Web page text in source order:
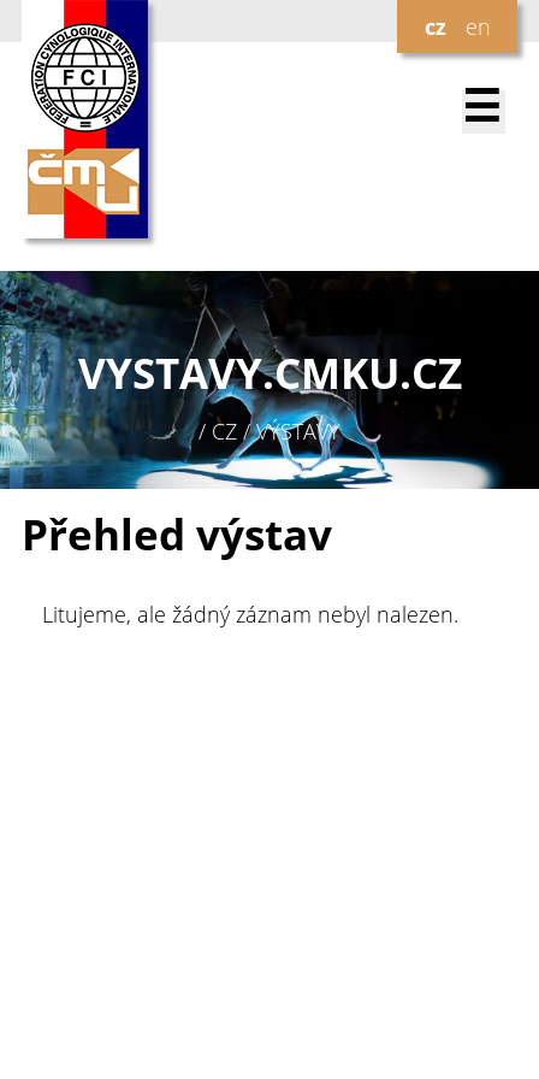
cz en
☰
VYSTAVY.CMKU.CZ
/ CZ / VÝSTAVY
Přehled výstav
Litujeme, ale žádný záznam nebyl nalezen.